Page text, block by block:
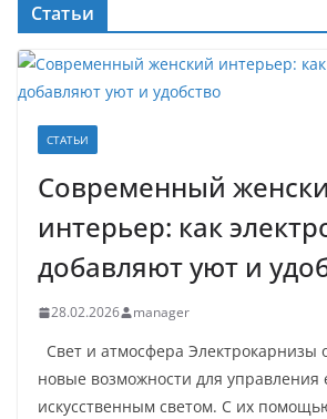
Статьи
СТАТЬИ
Современный
интерьер: как
добавляют уют и
28.02.2026 manager
Свет и атмосфера Электрокарнизы
новые возможности для управления
искусственным светом. С их